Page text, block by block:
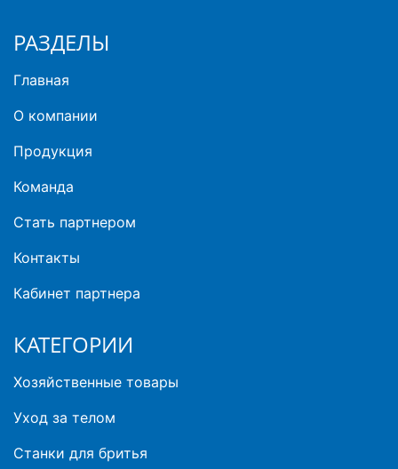
РАЗДЕЛЫ
Главная
О компании
Продукция
Команда
Стать партнером
Контакты
Кабинет партнера
КАТЕГОРИИ
Хозяйственные товары
Уход за телом
Станки для бритья